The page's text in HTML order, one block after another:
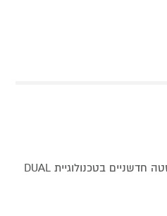
מספר מבערים: 4 מבערי נירוסטה חדשניים בטכנולוגיית DUAL